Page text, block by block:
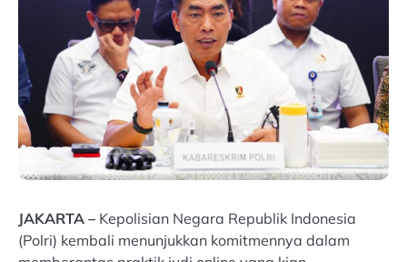
JAKARTA – Kepolisian Negara Republik Indonesia
(Polri) kembali menunjukkan komitmennya dalam